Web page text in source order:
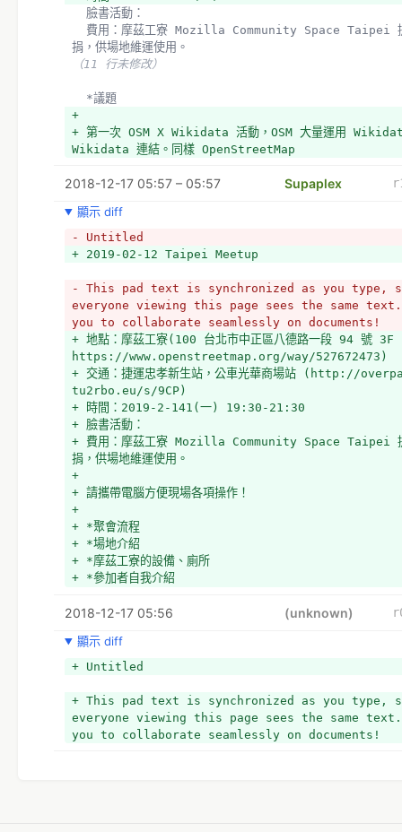
  臉書活動：
捐，供場地維運使用。
（11 行未修改）
  *議題
+
+ 第一次 OSM X Wikidata 活動，OSM 大量運用
Wikidata 連結。同樣 OpenStreetMap
2018-12-17 05:57 – 05:57 Supaplex
顯示 diff
- Untitled
+ 2019-02-12 Taipei Meetup
- This pad text is synchronized as you type,
everyone viewing this page sees the same
you to collaborate seamlessly on documents!
+ 地點：摩茲工寮(100 台北市中正區八德路一段 94 號 3F
https://www.openstreetmap.org/way/527672473)
+ 交通：捷運忠孝新生站，公車光華商場站 (http://
tu2rbo.eu/s/9CP)
+ 時間：2019-2-141(一) 19:30-21:30
+ 臉書活動：
+ 費用：摩茲工寮 Mozilla Community Space Taipei 提
捐，供場地維運使用。
+
+ 請攜帶電腦方便現場各項操作！
+
+ *聚會流程
+ *場地介紹
+ *摩茲工寮的設備、廁所
+ *參加者自我介紹
展到什麼程度，需要什麼樣的人幫忙。任何關於針對 OSM 的
+ *針對現場參與者調整相關議題
+ *歡迎活動前預先提報議題，方便資深圖客預先準備解答。
+
+ *議題
2018-12-17 05:56 (unknown)
顯示 diff
+ Untitled
+ This pad text is synchronized as you type,
everyone viewing this page sees the same
you to collaborate seamlessly on documents!